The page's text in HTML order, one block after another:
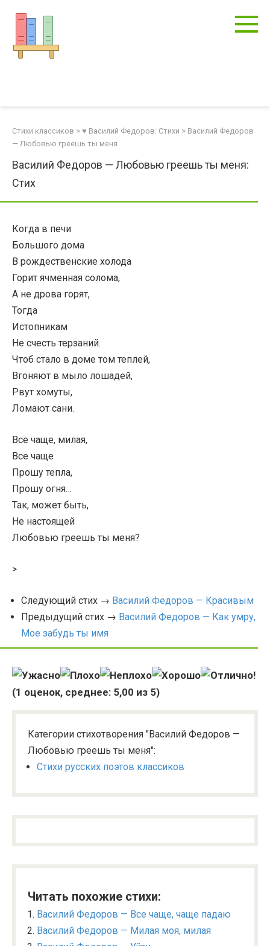
контенту
Стихи классиков > ♥ Василий Федоров: Стихи > Василий Федоров
— Любовью греешь ты меня
Василий Федоров — Любовью греешь ты меня:
Стих
Когда в печи
Большого дома
В рождественские холода
Горит ячменная солома,
А не дрова горят,
Тогда
Истопникам
Не счесть терзаний.
Чтоб стало в доме том теплей,
Вгоняют в мыло лошадей,
Рвут хомуты,
Ломают сани.
Все чаще, милая,
Все чаще
Прошу тепла,
Прошу огня…
Так, может быть,
Не настоящей
Любовью греешь ты меня?
>
Следующий стих → Василий Федоров — Красивым
Предыдущий стих → Василий Федоров — Как умру,
Мое забудь ты имя
(1 оценок, среднее: 5,00 из 5)
Категории стихотворения "Василий Федоров —
Любовью греешь ты меня":
Стихи русских поэтов классиков
Читать похожие стихи:
Василий Федоров — Все чаще, чаще падаю
Василий Федоров — Милая моя, милая